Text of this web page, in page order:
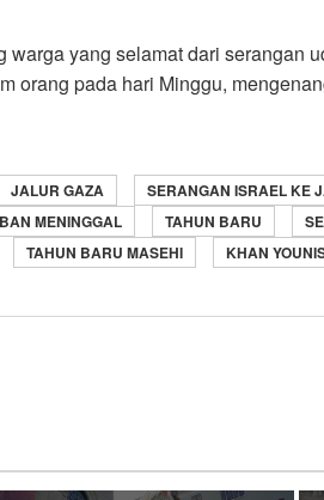
yang selamat dari serangan
orang pada hari Minggu,
JALUR GAZA SERANGAN ISRAEL KE
MENINGGAL TAHUN BARU
TAHUN BARU MASEHI KHAN